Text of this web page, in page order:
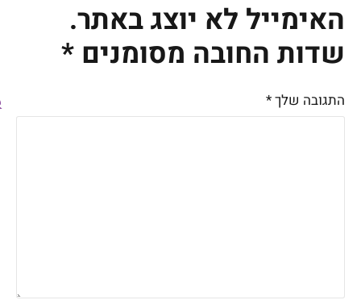
האימייל לא יוצג באתר.
שדות החובה מסומנים*
התגובה שלך*